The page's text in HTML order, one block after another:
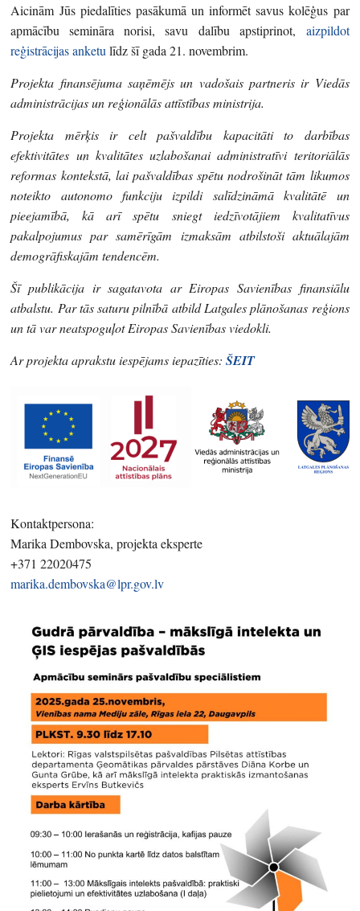
Aicinām Jūs piedalīties pasākumā un informēt savus kolēģus par
apmācību semināra norisi, savu dalību apstiprinot, aizpildot
reģistrācijas anketu līdz šī gada 21. novembrim.
Projekta finansējuma saņēmējs un vadošais partneris ir Viedās
administrācijas un reģionālās attīstības ministrija.
Projekta mērķis ir celt pašvaldību kapacitāti to darbības
efektivitātes un kvalitātes uzlabošanai administratīvi teritoriālās
reformas kontekstā, lai pašvaldības spētu nodrošināt tām likumos
noteikto autonomo funkciju izpildi salīdzināmā kvalitātē un
pieejamībā, kā arī spētu sniegt iedzīvotājiem kvalitatīvus
pakalpojumus par samērīgām izmaksām atbilstoši aktuālajām
demogrāfiskajām tendencēm.
Šī publikācija ir sagatavota ar Eiropas Savienības finansiālu
atbalstu. Par tās saturu pilnībā atbild Latgales plānošanas reģions
un tā var neatspoguļot Eiropas Savienības viedokli.
Ar projekta aprakstu iespējams iepazīties:ŠEIT
Kontaktpersona:
Marika Dembovska, projekta eksperte
+371 22020475
marika.dembovska@lpr.gov.lv